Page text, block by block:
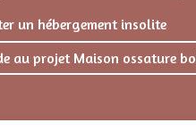
un hébergement insolite
au projet Maison ossature